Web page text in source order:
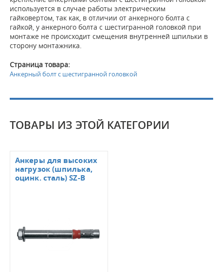
используется в случае работы электрическим
гайковертом, так как, в отличии от анкерного болта с
гайкой, у анкерного болта с шестигранной головкой при
монтаже не происходит смещения внутренней шпильки в
сторону монтажника.
Страница товара:
Анкерный болт с шестигранной головкой
ТОВАРЫ ИЗ ЭТОЙ КАТЕГОРИИ
Анкеры для высоких
нагрузок (шпилька,
оцинк. сталь) SZ-В